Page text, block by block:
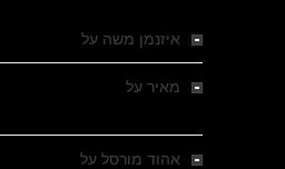
איזנמן משה על
מאיר על
אהוד מורסל על